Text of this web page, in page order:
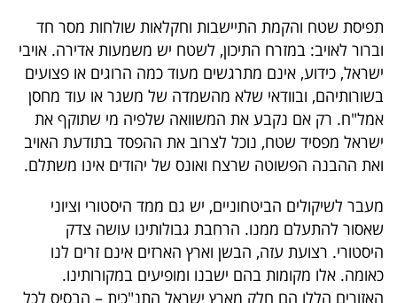
תפיסת שטח והקמת התיישבות וחקלאות שולחות מסר חד
וברור לאויב: במזרח התיכון, לשטח יש משמעות אדירה. אויבי
ישראל, כידוע, אינם מתרגשים מעוד כמה הרוגים או פצועים
בשורותיהם, ובוודאי שלא מהשמדה של משגר או עוד מחסן
אמל"ח. רק אם נקבע את המשוואה שלפיה מי שתוקף את
ישראל מפסיד שטח, נוכל לצרוב את ההפסד בתודעת האויב
ואת ההבנה הפשוטה שרצח ואונס של יהודים אינו משתלם.
מעבר לשיקולים הביטחוניים, יש גם ממד היסטורי וציוני
שאסור להתעלם ממנו. הרחבת גבולותינו עושה צדק
היסטורי. רצועת עזה, הבשן וארץ הארזים אינם זרים לנו
כאומה. אלו מקומות בהם ישבנו ומופיעים במקורותינו.
האזורים הללו הם חלק מארץ ישראל התנ"כית – הבסיס לכל